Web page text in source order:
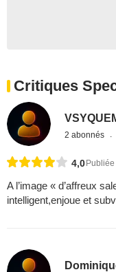
Critiques
2 abonnés
4,0
A l’image « d’affreux
intelligent,enjoue et